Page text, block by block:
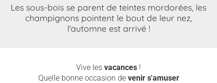
Les sous-bois se parent de teintes mordorées, les
champignons pointent le bout de leur nez,
l'automne est arrivé !
Vive les vacances !
Quelle bonne occasion de venir s'amuser